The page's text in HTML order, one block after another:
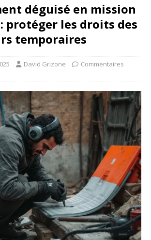
déguisé en mission
protéger les droits des
temporaires
David Grizone
Commentaires